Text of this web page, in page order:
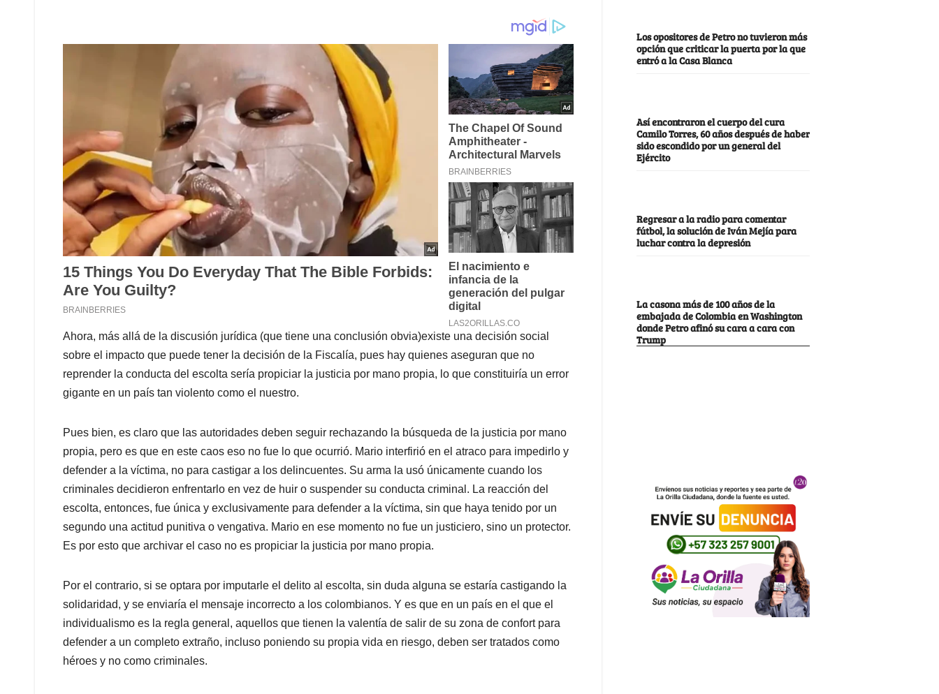
Ahora, más allá de la discusión jurídica (que tiene una conclusión obvia)existe una decisión social
sobre el impacto que puede tener la decisión de la Fiscalía, pues hay quienes aseguran que no
reprender la conducta del escolta sería propiciar la justicia por mano propia, lo que constituiría un error
gigante en un país tan violento como el nuestro.
Pues bien, es claro que las autoridades deben seguir rechazando la búsqueda de la justicia por mano
propia, pero es que en este caos eso no fue lo que ocurrió. Mario interfirió en el atraco para impedirlo y
defender a la víctima, no para castigar a los delincuentes. Su arma la usó únicamente cuando los
criminales decidieron enfrentarlo en vez de huir o suspender su conducta criminal. La reacción del
escolta, entonces, fue única y exclusivamente para defender a la víctima, sin que haya tenido por un
segundo una actitud punitiva o vengativa. Mario en ese momento no fue un justiciero, sino un protector.
Es por esto que archivar el caso no es propiciar la justicia por mano propia.
Por el contrario, si se optara por imputarle el delito al escolta, sin duda alguna se estaría castigando la
solidaridad, y se enviaría el mensaje incorrecto a los colombianos. Y es que en un país en el que el
individualismo es la regla general, aquellos que tienen la valentía de salir de su zona de confort para
defender a un completo extraño, incluso poniendo su propia vida en riesgo, deben ser tratados como
héroes y no como criminales.
Los opositores de Petro no tuvieron más
opción que criticar la puerta por la que
entró a la Casa Blanca
Así encontraron el cuerpo del cura
Camilo Torres, 60 años después de haber
sido escondido por un general del
Ejército
Regresar a la radio para comentar
fútbol, la solución de Iván Mejía para
luchar contra la depresión
La casona más de 100 años de la
embajada de Colombia en Washington
donde Petro afinó su cara a cara con
Trump